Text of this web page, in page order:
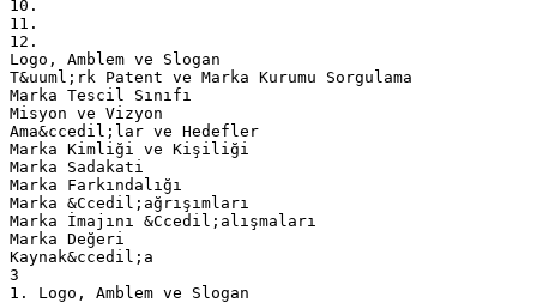
10.
11.
12.
Logo, Amblem ve Slogan
T&uuml;rk Patent ve Marka Kurumu Sorgulama
Marka Tescil Sınıfı
Misyon ve Vizyon
Ama&ccedil;lar ve Hedefler
Marka Kimliği ve Kişiliği
Marka Sadakati
Marka Farkındalığı
Marka &Ccedil;ağrışımları
Marka İmajını &Ccedil;alışmaları
Marka Değeri
Kaynak&ccedil;a
3
1. Logo, Amblem ve Slogan